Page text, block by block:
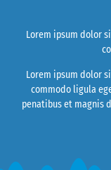
Lorem ipsum dolor
Lorem ipsum dolor
commodo ligula
penatibus et magnis